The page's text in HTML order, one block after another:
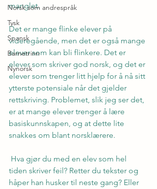
Norsk som andrespråk
Tysk
Spansk
Barnetrinn
Nynorsk
manglet.
Det er mange flinke elever på
videregående, men det er også mange
elever som kan bli flinkere. Det er
elever som skriver god norsk, og det er
elever som trenger litt hjelp for å nå sitt
ytterste potensiale når det gjelder
rettskriving. Problemet, slik jeg ser det,
er at mange elever trenger å lære
basiskunnskapen, og at dette lite
snakkes om blant norsklærere.
tiden skriver feil? Retter du tekster og
håper han husker til neste gang? Eller